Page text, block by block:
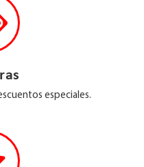
especiales.